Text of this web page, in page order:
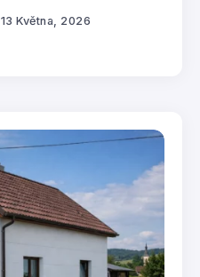
13 Května, 2026